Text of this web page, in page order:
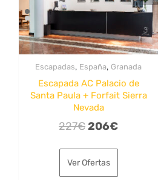
Escapadas, España, Granada
Escapada AC Palacio de
Santa Paula + Forfait Sierra
Nevada
227€El
original
era:
206€El
es:
Ver Ofertas